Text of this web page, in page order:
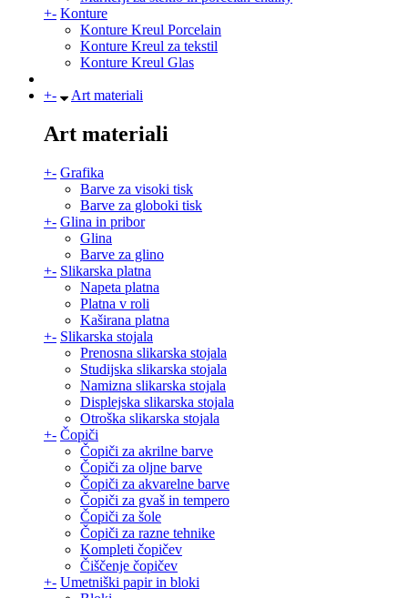
+- Konture
Konture Kreul Porcelain
Konture Kreul za tekstil
Konture Kreul Glas
+- Art materiali
Art materiali
+- Grafika
Barve za visoki tisk
Barve za globoki tisk
+- Glina in pribor
Glina
Barve za glino
+- Slikarska platna
Napeta platna
Platna v roli
Kaširana platna
+- Slikarska stojala
Prenosna slikarska stojala
Studijska slikarska stojala
Namizna slikarska stojala
Displejska slikarska stojala
Otroška slikarska stojala
+- Čopiči
Čopiči za akrilne barve
Čopiči za oljne barve
Čopiči za akvarelne barve
Čopiči za gvaš in tempero
Čopiči za šole
Čopiči za razne tehnike
Kompleti čopičev
Čiščenje čopičev
+- Umetniški papir in bloki